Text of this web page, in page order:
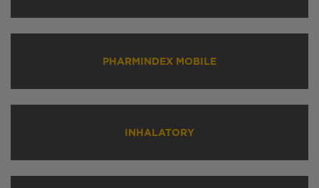
PHARMINDEX MOBILE
INHALATORY